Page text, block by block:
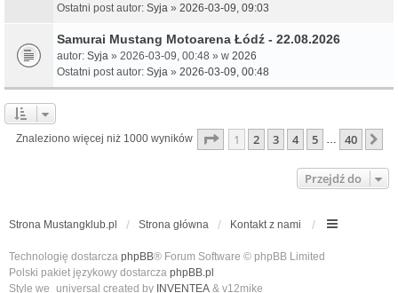
Ostatni post autor: Syja » 2026-03-09, 09:03
Samurai Mustang Motoarena Łódź - 22.08.2026
autor: Syja » 2026-03-09, 00:48 » w 2026
Ostatni post autor: Syja » 2026-03-09, 00:48
Znaleziono więcej niż 1000 wyników Strona1 z40
1 2 3 4 5 … 40
Przejdź do
Strona Mustangklub.pl Strona główna Kontakt z nami
Technologię dostarcza phpBB® Forum Software © phpBB Limited
Polski pakiet językowy dostarcza phpBB.pl
Style we_universal created by INVENTEA & v12mike